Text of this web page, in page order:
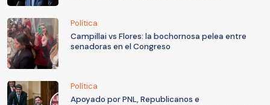
Política
Campillai vs Flores: la bochornosa pelea entre
senadoras en el Congreso
Política
Apoyado por PNL, Republicanos e